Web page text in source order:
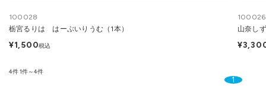
100028
栃宮るりは はーぶいりうむ（1本）
¥1,500税込
100026
山奈し
4件1件～4件
1